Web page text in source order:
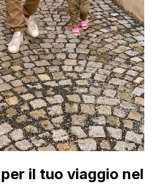
il tuo viaggio nel